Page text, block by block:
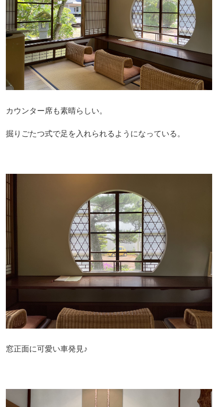
カウンター席も素晴らしい。
掘りごたつ式で足を入れられるようになっている。
窓正面に可愛い車発見♪